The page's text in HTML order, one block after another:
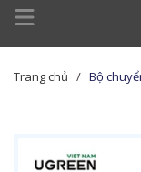
Trang chủ / Bộ